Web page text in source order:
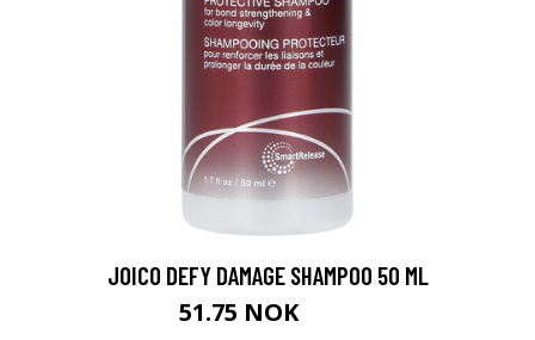
JOICO DEFY DAMAGE SHAMPOO 50 ML
51.75 NOK